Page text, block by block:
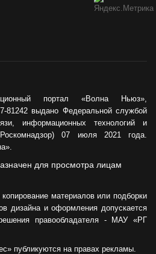
портал «Волна Ньюз»,
выдано Федеральной службой
информационных технологий и
07 июля 2021 года.
для просмотра лицам
материалов или подборки
дизайна и оформления допускается
правообладателя - МАУ «РГ
публикуются на правах рекламы.